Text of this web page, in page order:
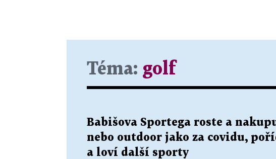
Téma: golf
Babišova Sportega roste a
nebo outdoor jako za covidu,
a loví další sporty